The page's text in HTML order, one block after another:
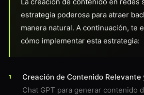
estrategia poderosa para atraer
manera natural. A continuación, te
cómo implementar esta estrategia:
Creación de Contenido
Chat GPT para generar contenido